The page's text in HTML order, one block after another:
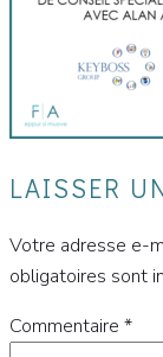
LAISSER
Votre adresse e-
obligatoires sont
Commentaire *